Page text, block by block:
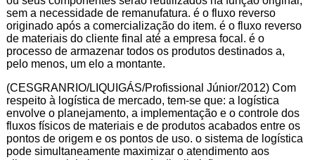
sem a necessidade de remanufatura. é o fluxo reverso
originado após a comercialização do item. é o fluxo reverso
de materiais do cliente final até a empresa focal. é o
processo de armazenar todos os produtos destinados a,
pelo menos, um elo a montante.
(CESGRANRIO/LIQUIGÁS/Profissional Júnior/2012) Com
respeito à logística de mercado, tem-se que: a logística
envolve o planejamento, a implementação e o controle dos
fluxos físicos de materiais e de produtos acabados entre os
pontos de origem e os pontos de uso. o sistema de logística
pode simultaneamente maximizar o atendimento aos